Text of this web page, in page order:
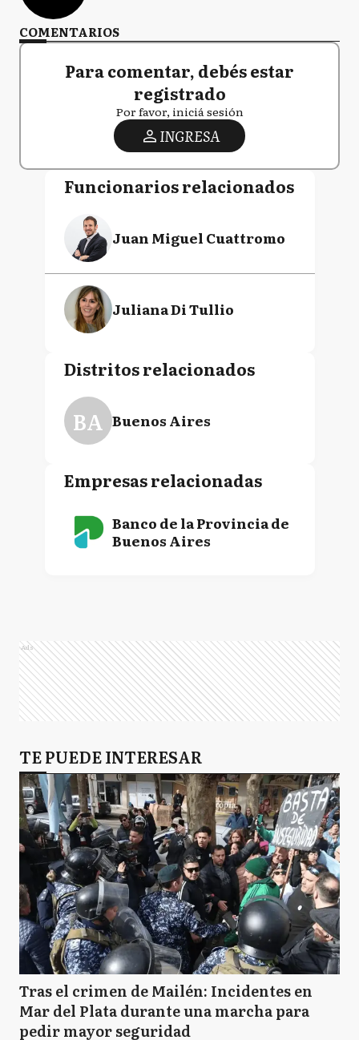
COMENTARIOS
Para comentar, debés estar
registrado
Por favor, iniciá sesión
INGRESA
Funcionarios relacionados
Juan Miguel Cuattromo
Juliana Di Tullio
Distritos relacionados
BA Buenos Aires
Empresas relacionadas
Banco de la Provincia de
Buenos Aires
Ads
TE PUEDE INTERESAR
Tras el crimen de Mailén: Incidentes en
Mar del Plata durante una marcha para
pedir mayor seguridad